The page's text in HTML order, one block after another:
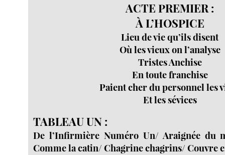
ACTE PREMIER:
À L’HOSPICE
Lieu de vie qu’ils disent
Où les vieux on l’analyse
Tristes Anchise
En toute franchise
Paient cher du personnel les
Et les sévices
TABLEAU UN :
De l’Infirmière Numéro Un/ Araignée du
Comme la catin/ Chagrine chagrins/ Couvre